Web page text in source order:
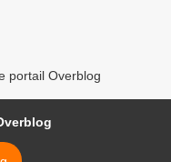
portail Overblog